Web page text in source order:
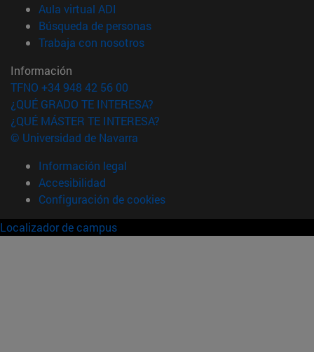
Aula virtual ADI
Búsqueda de personas(abre en nueva ventana)
Trabaja con nosotros(abre en nueva ventana)
Información
TFNO +34 948 42 56 00
¿QUÉ GRADO TE INTERESA?
¿QUÉ MÁSTER TE INTERESA?
© Universidad de Navarra
Información legal
Accesibilidad
Configuración de cookies
Localizador de campus